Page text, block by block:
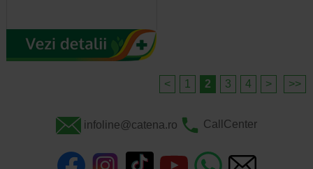
< 1 2 3 4 > >>
infoline@catena.ro CallCenter